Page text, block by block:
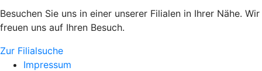
Besuchen Sie uns in einer unserer Filialen in Ihrer Nähe. Wir
freuen uns auf Ihren Besuch.
Zur Filialsuche
Impressum